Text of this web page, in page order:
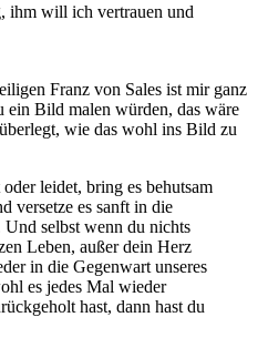
ihm will ich vertrauen und
Franz von Sales ist mir ganz
ein Bild malen würden, das wäre
wie das wohl ins Bild zu
leidet, bring es behutsam
versetze es sanft in die
selbst wenn du nichts
Leben, außer dein Herz
in die Gegenwart unseres
es jedes Mal wieder
hast, dann hast du